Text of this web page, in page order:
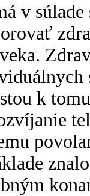
v
k